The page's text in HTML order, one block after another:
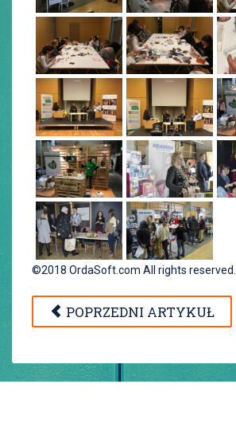
©2018 OrdaSoft.com All rights reserved.
POPRZEDNI ARTYKUŁ